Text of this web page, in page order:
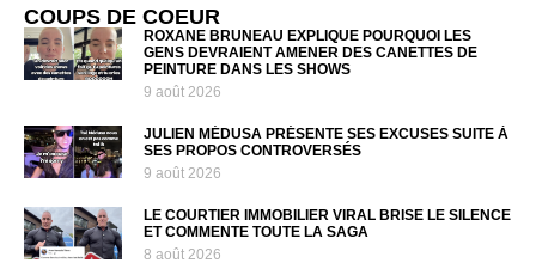
COUPS DE COEUR
ROXANE BRUNEAU EXPLIQUE POURQUOI LES
GENS DEVRAIENT AMENER DES CANETTES DE
PEINTURE DANS LES SHOWS
9 août 2026
JULIEN MÉDUSA PRÉSENTE SES EXCUSES SUITE À
SES PROPOS CONTROVERSÉS
9 août 2026
LE COURTIER IMMOBILIER VIRAL BRISE LE SILENCE
ET COMMENTE TOUTE LA SAGA
8 août 2026